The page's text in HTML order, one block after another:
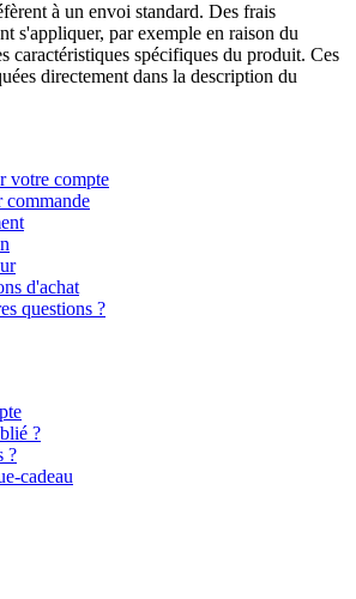
à un envoi standard. Des frais
s'appliquer, par exemple en raison du
caractéristiques spécifiques du produit. Ces
directement dans la description du
votre compte
commande
d'achat
questions ?
?
?
cadeau